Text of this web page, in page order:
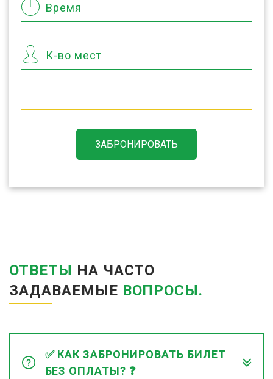
Время
К-во мест
ЗАБРОНИРОВАТЬ
ОТВЕТЫ НА ЧАСТО
ЗАДАВАЕМЫЕ ВОПРОСЫ.
✅ КАК ЗАБРОНИРОВАТЬ БИЛЕТ
БЕЗ ОПЛАТЫ? ❓